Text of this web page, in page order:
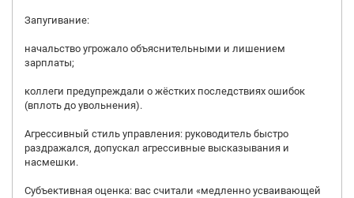
Запугивание:
начальство угрожало объяснительными и лишением
зарплаты;
коллеги предупреждали о жёстких последствиях ошибок
(вплоть до увольнения).
Агрессивный стиль управления: руководитель быстро
раздражался, допускал агрессивные высказывания и
насмешки.
Субъективная оценка: вас считали «медленно усваивающей